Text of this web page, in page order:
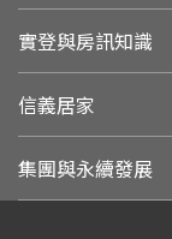
實登與房訊知識
信義居家
集團與永續發展